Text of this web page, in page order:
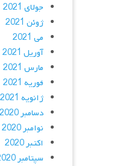
جولای 2021
ژوئن 2021
می 2021
آوریل 2021
مارس 2021
فوریه 2021
ژانویه 2021
دسامبر 2020
نوامبر 2020
اکتبر 2020
سپتامبر 2020